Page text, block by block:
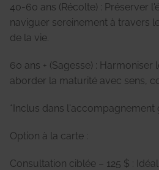
40-60 ans (Récolte) : Préserver
naviguer sereinement à travers
de la vie.
60 ans + (Sagesse) : Harmoniser
aborder la maturité avec sens,
*Inclus dans l'accompagnement
Option à la carte :
Consultation ciblée – 125 $ :